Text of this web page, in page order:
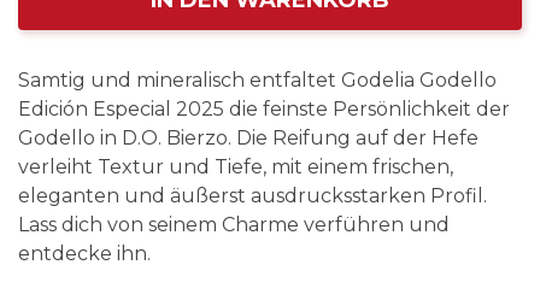
Samtig und mineralisch entfaltet Godelia Godello
Edición Especial 2025 die feinste Persönlichkeit der
Godello in D.O. Bierzo. Die Reifung auf der Hefe
verleiht Textur und Tiefe, mit einem frischen,
eleganten und äußerst ausdrucksstarken Profil.
Lass dich von seinem Charme verführen und
entdecke ihn.